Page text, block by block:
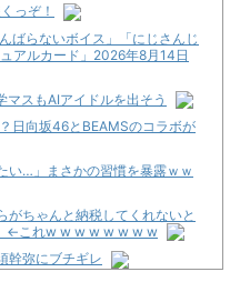
っぞ！
ばらないボイス」「にじさんじ
アルカード」2026年8月14日
マスもAIアイドルを出そう
日向坂46とBEAMSのコラボが
い…」まさかの習慣を暴露ｗｗ
がちゃんと納税してくれないと
←これw w w w w w w w
幹弥にブチギレ